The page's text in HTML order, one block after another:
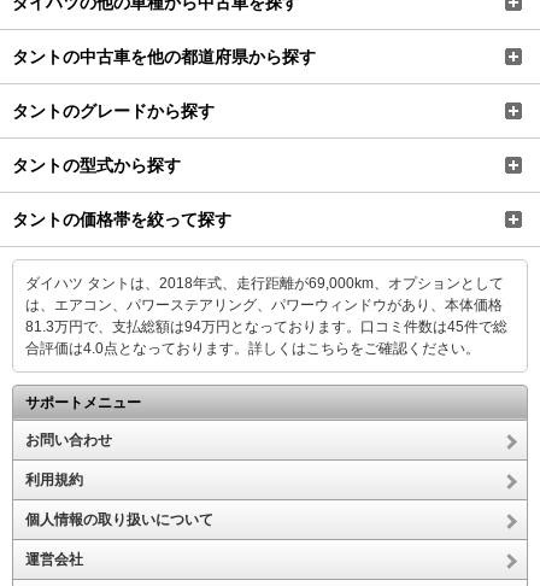
タントの中古車を他の都道府県から探す
タントのグレードから探す
タントの型式から探す
タントの価格帯を絞って探す
ダイハツ タントは、2018年式、走行距離が69,000km、オプションとして
は、エアコン、パワーステアリング、パワーウィンドウがあり、本体価格
81.3万円で、支払総額は94万円となっております。口コミ件数は45件で総
合評価は4.0点となっております。 詳しくはこちらをご確認ください。
サポートメニュー
お問い合わせ
利用規約
個人情報の取り扱いについて
運営会社